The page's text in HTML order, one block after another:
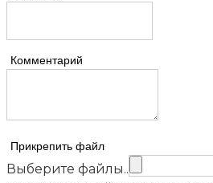
Комментарий
Прикрепить файл
Выберите файлы..